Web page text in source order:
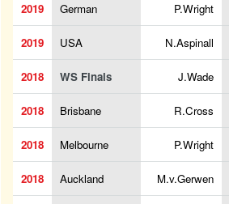
2019 German P.Wright
2019 USA N.Aspinall
2018 WS Finals J.Wade
2018 Brisbane R.Cross
2018 Melbourne P.Wright
2018 Auckland M.v.Gerwen